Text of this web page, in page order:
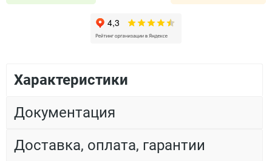
Характеристики
Документация
Доставка, оплата, гарантии